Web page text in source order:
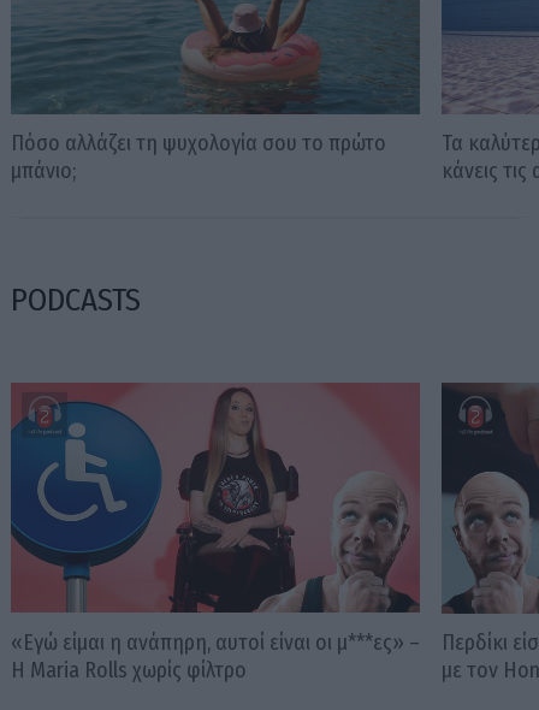
Πόσο αλλάζει τη ψυχολογία σου το πρώτο
μπάνιο;
Τα
κάνεις
PODCASTS
«Εγώ είμαι η ανάπηρη, αυτοί είναι οι μ***ες» –
Η Maria Rolls χωρίς φίλτρο
Περδίκι
με τον